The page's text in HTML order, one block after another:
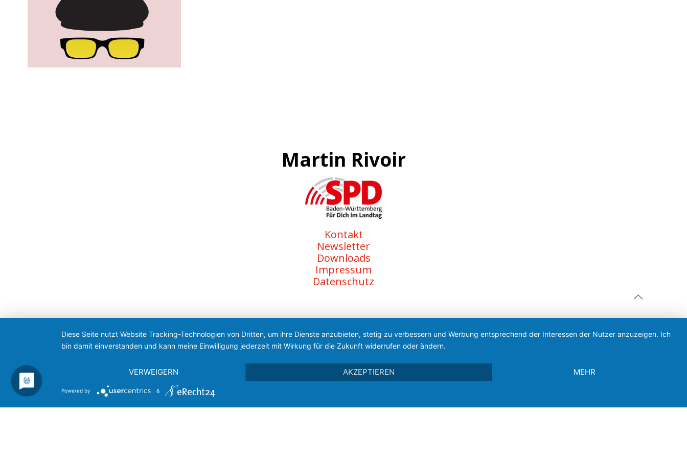
Martin Rivoir
Kontakt
Newsletter
Downloads
Impressum
Datenschutz
Diese Seite nutzt Website Tracking-Technologien von Dritten, um ihre Dienste anzubieten, stetig zu verbessern und Werbung entsprechend der Interessen der Nutzer anzuzeigen. Ich
bin damit einverstanden und kann meine Einwilligung jederzeit mit Wirkung für die Zukunft widerrufen oder ändern.
VERWEIGERN AKZEPTIEREN MEHR
Powered by &